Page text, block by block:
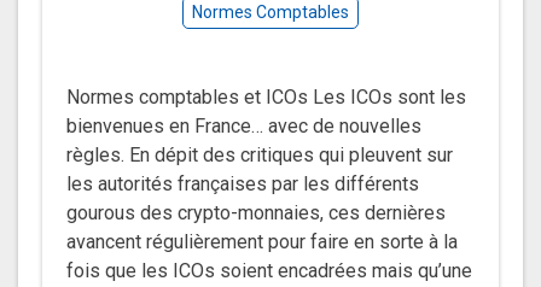
Normes Comptables
Normes comptables et ICOs Les ICOs sont les
bienvenues en France… avec de nouvelles
règles. En dépit des critiques qui pleuvent sur
les autorités françaises par les différents
gourous des crypto-monnaies, ces dernières
avancent régulièrement pour faire en sorte à la
fois que les ICOs soient encadrées mais qu’une